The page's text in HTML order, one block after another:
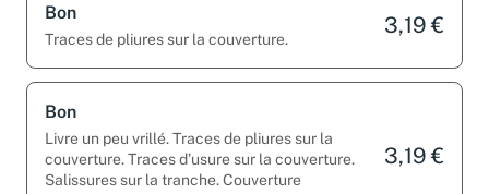
Bon
Traces de pliures sur la couverture.
3,19 €
Bon
Livre un peu vrillé. Traces de pliures sur la
couverture. Traces d’usure sur la couverture.
Salissures sur la tranche. Couverture
3,19 €